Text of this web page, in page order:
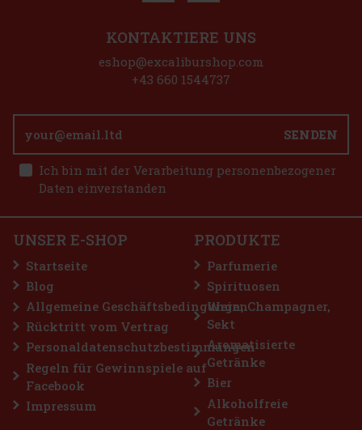
SENDEN
Ich bin mit der Verarbeitung personenbezogener
Daten einverstanden
KONTAKTIERE UNS
eshop@excaliburshop.com
+43 660 1544737
UNSER E-SHOP
Startseite
Blog
Allgemeine Geschäftsbedingungen
Rücktritt vom Vertrag
Personaldatenschutzbestimmungen
Regeln für Gewinnspiele auf
Facebook
Impressum
PRODUKTE
Parfumerie
Spirituosen
Wein, Champagner,
Sekt
Aromatisierte
Getränke
Bier
Alkoholfreie
Getränke